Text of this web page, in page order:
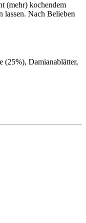
(mehr) kochendem
lassen. Nach Belieben
(25%), Damianablätter,